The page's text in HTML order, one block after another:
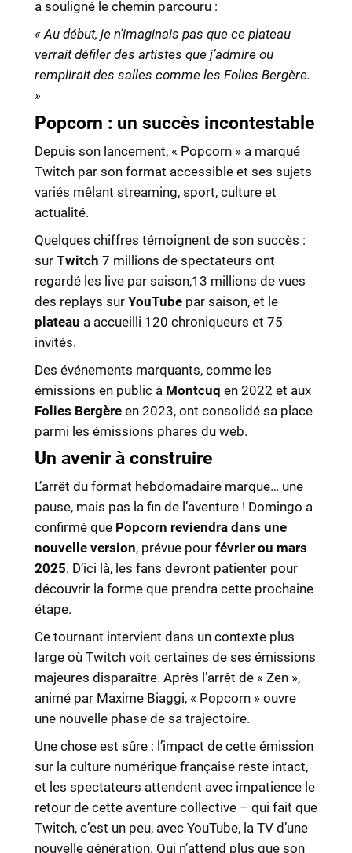
a souligné le chemin parcouru :
« Au début, je n’imaginais pas que ce plateau
verrait défiler des artistes que j’admire ou
remplirait des salles comme les Folies Bergère.
»
Popcorn : un succès incontestable
Depuis son lancement, « Popcorn » a marqué
Twitch par son format accessible et ses sujets
variés mêlant streaming, sport, culture et
actualité.
Quelques chiffres témoignent de son succès :
sur Twitch 7 millions de spectateurs ont
regardé les live par saison,13 millions de vues
des replays sur YouTubepar saison, et le
plateau a accueilli 120 chroniqueurs et 75
invités.
Des événements marquants, comme les
émissions en public à Montcuq en 2022 et aux
Folies Bergèreen 2023, ont consolidé sa place
parmi les émissions phares du web.
Un avenir à construire
L’arrêt du format hebdomadaire marque… une
pause, mais pas la fin de l’aventure ! Domingo a
confirmé que Popcorn reviendra dans une
nouvelle version, prévue pour février ou mars
2025. D’ici là, les fans devront patienter pour
découvrir la forme que prendra cette prochaine
étape.
Ce tournant intervient dans un contexte plus
large où Twitch voit certaines de ses émissions
majeures disparaître. Après l’arrêt de « Zen »,
animé par Maxime Biaggi, « Popcorn » ouvre
une nouvelle phase de sa trajectoire.
Une chose est sûre : l’impact de cette émission
sur la culture numérique française reste intact,
et les spectateurs attendent avec impatience le
retour de cette aventure collective – qui fait que
Twitch, c’est un peu, avec YouTube, la TV d’une
nouvelle génération. Qui n’attend plus que son